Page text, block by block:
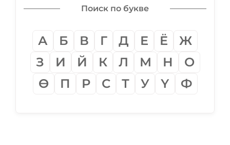
Поиск по букве
А Б В Г Д Е Ё
Ж
З
И Й К Л М Н
О
Ѳ
П Р С Т У Ү Ф